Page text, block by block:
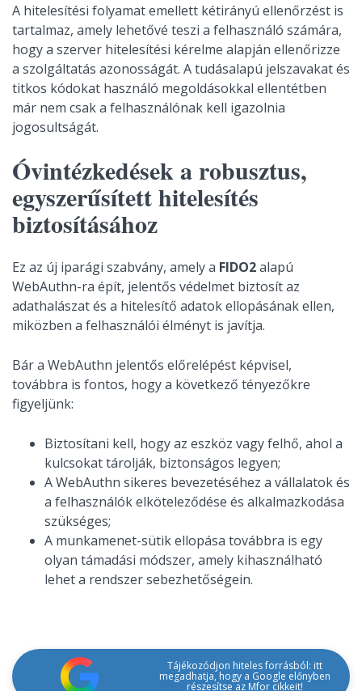
A hitelesítési folyamat emellett kétirányú ellenőrzést is
tartalmaz, amely lehetővé teszi a felhasználó számára,
hogy a szerver hitelesítési kérelme alapján ellenőrizze
a szolgáltatás azonosságát. A tudásalapú jelszavakat és
titkos kódokat használó megoldásokkal ellentétben
már nem csak a felhasználónak kell igazolnia
jogosultságát.
Óvintézkedések a robusztus,
egyszerűsített hitelesítés
biztosításához
Ez az új iparági szabvány, amely a FIDO2alapú
WebAuthn-ra épít, jelentős védelmet biztosít az
adathalászat és a hitelesítő adatok ellopásának ellen,
miközben a felhasználói élményt is javítja.
Bár a WebAuthn jelentős előrelépést képvisel,
továbbra is fontos, hogy a következő tényezőkre
figyeljünk:
Biztosítani kell, hogy az eszköz vagy felhő, ahol a
kulcsokat tárolják, biztonságos legyen;
A WebAuthn sikeres bevezetéséhez a vállalatok és
a felhasználók elköteleződése és alkalmazkodása
szükséges;
A munkamenet-sütik ellopása továbbra is egy
olyan támadási módszer, amely kihasználható
lehet a rendszer sebezhetőségein.
Tájékozódjon hiteles forrásból: itt
megadhatja, hogy a Google előnyben
részesítse az Mfor cikkeit!